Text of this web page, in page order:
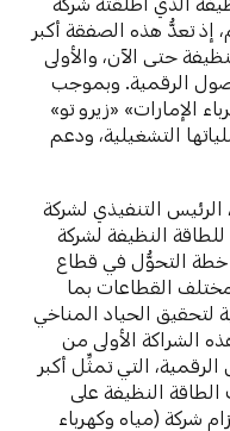
إذ تعدُّ هذه الصفقة أكبر
حتى الآن، والأولى
الرقمية. وبموجب
الإمارات» «زيرو تو»
التشغيلية، ودعم
التنفيذي لشركة
للطاقة النظيفة لشركة
خطة التحوُّل في قطاع
مختلف القطاعات بما
لتحقيق الحياد المناخي
هذه الشراكة الأولى من
التي تمثِّل أكبر
النظيفة على
شركة (مياه وكهرباء